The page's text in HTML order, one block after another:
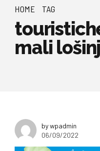
HOME TAG
mali lošinj
by wpadmin
06/09/2022